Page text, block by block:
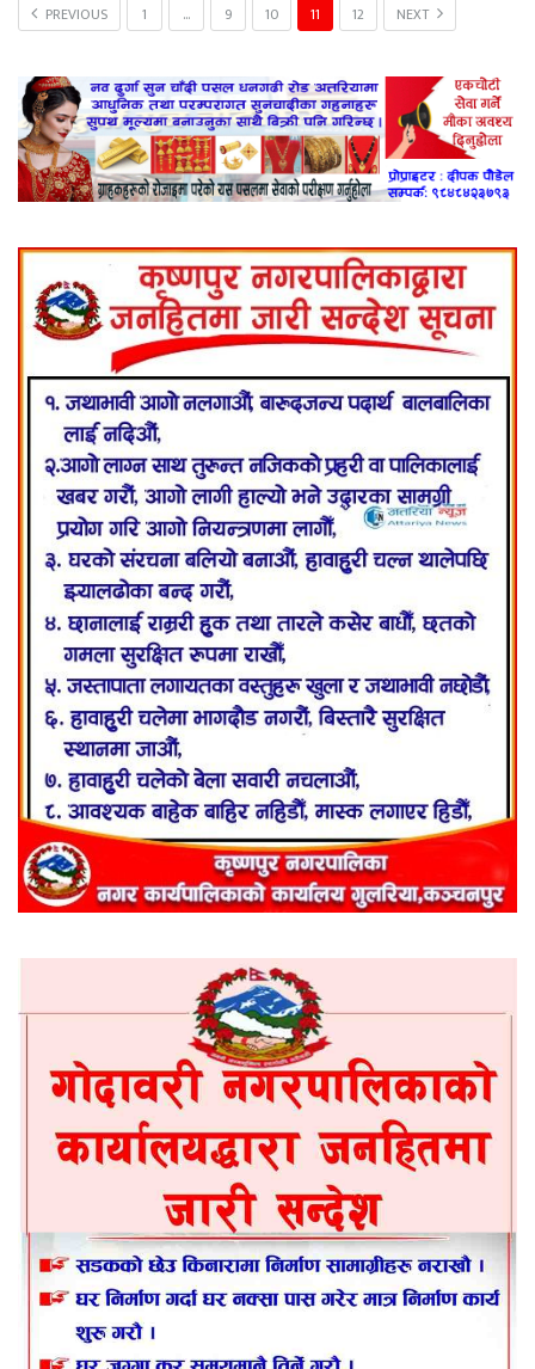
PREVIOUS 1 … 9 10 11 12 NEXT